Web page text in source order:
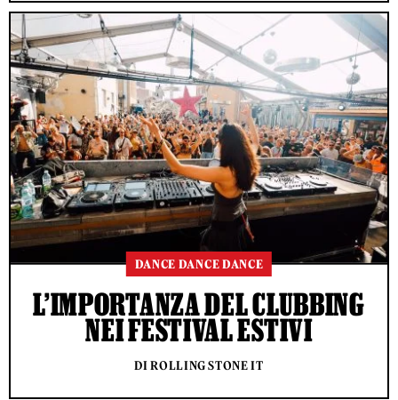
DANCE DANCE DANCE
L’IMPORTANZA DEL CLUBBING
NEI FESTIVAL ESTIVI
DI ROLLING STONE IT